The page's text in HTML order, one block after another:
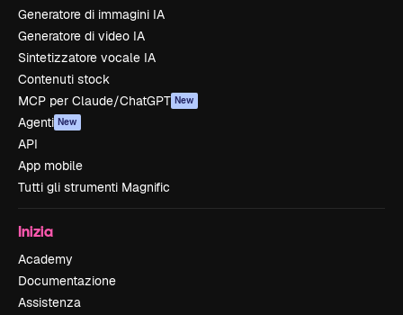
Generatore di immagini IA
Generatore di video IA
Sintetizzatore vocale IA
Contenuti stock
MCP per Claude/ChatGPT New
Agenti New
API
App mobile
Tutti gli strumenti Magnific
Inizia
Academy
Documentazione
Assistenza